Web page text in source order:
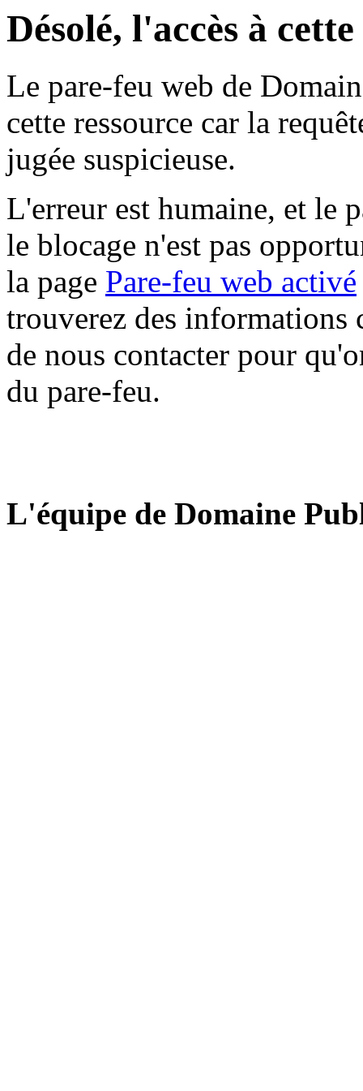
Désolé, l'accès à
Le pare-feu web de
cette ressource car la
jugée suspicieuse.
L'erreur est humaine, et le
le blocage n'est pas
la page Pare-feu web activé
trouverez des informations
de nous contacter pour
du pare-feu.
L'équipe de Domaine